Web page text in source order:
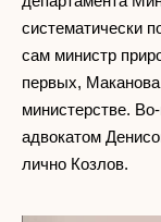
систематически
сам министр
первых,
министерстве.
адвокатом
лично Козлов.